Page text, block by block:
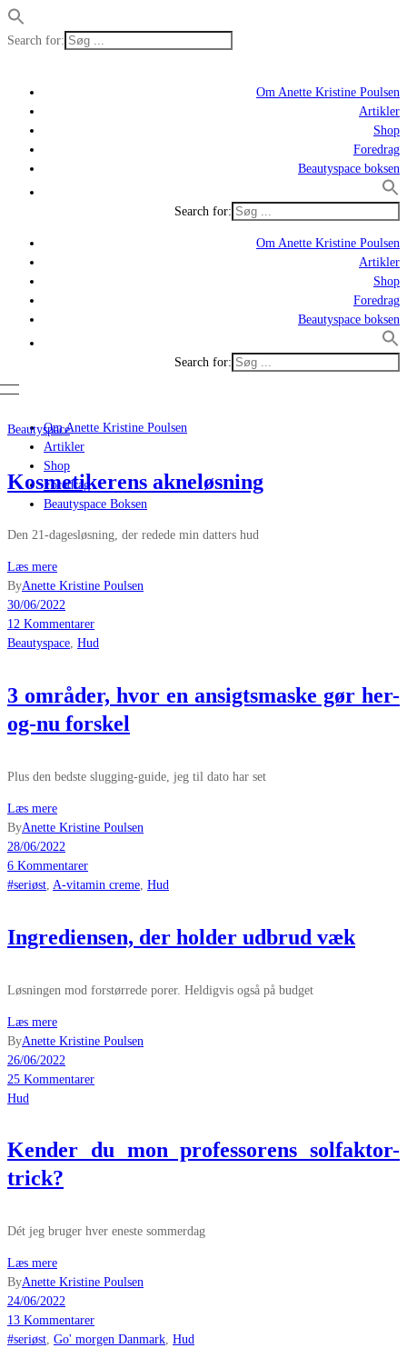
Search for:
Om Anette Kristine Poulsen
Artikler
Shop
Foredrag
Beautyspace boksen
Search for:
Om Anette Kristine Poulsen
Artikler
Shop
Foredrag
Beautyspace boksen
Search for:
Om Anette Kristine Poulsen
Artikler
Shop
Foredrag
Beautyspace Boksen
Beautyspace
Kosmetikerens akneløsning
Den 21-dagesløsning, der redede min datters hud
Læs mere
ByAnette Kristine Poulsen
30/06/2022
12 Kommentarer
Beautyspace Hud
3 områder, hvor en ansigtsmaske gør her-
og-nu forskel
Plus den bedste slugging-guide, jeg til dato har set
Læs mere
ByAnette Kristine Poulsen
28/06/2022
6 Kommentarer
#seriøst A-vitamin creme Hud
Ingrediensen, der holder udbrud væk
Løsningen mod forstørrede porer. Heldigvis også på budget
Læs mere
ByAnette Kristine Poulsen
26/06/2022
25 Kommentarer
Hud
Kender du mon professorens solfaktor-
trick?
Dét jeg bruger hver eneste sommerdag
Læs mere
ByAnette Kristine Poulsen
24/06/2022
13 Kommentarer
#seriøst, Go' morgen Danmark, Hud